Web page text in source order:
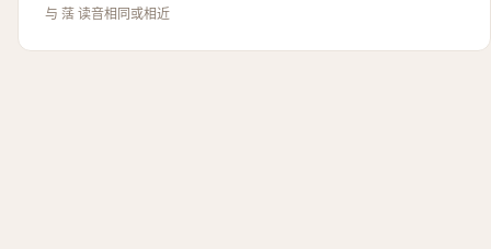
与 萿 读音相同或相近